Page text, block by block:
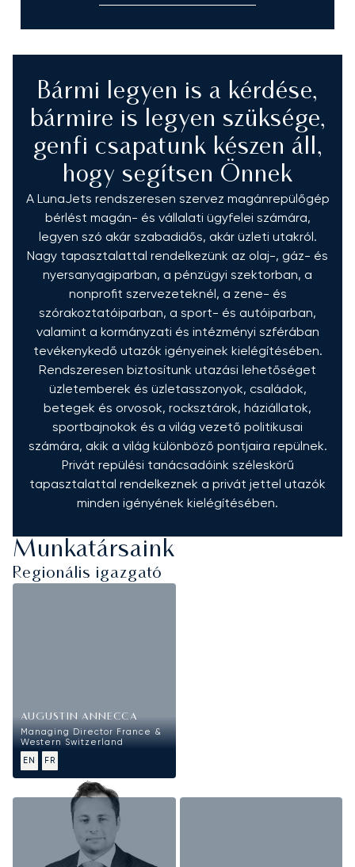
Bármi legyen is a kérdése,
bármire is legyen szüksége,
genfi csapatunk készen áll,
hogy segítsen Önnek
A LunaJets rendszeresen szervez magánrepülőgép
bérlést magán- és vállalati ügyfelei számára,
legyen szó akár szabadidős, akár üzleti utakról.
Nagy tapasztalattal rendelkezünk az olaj-, gáz- és
nyersanyagiparban, a pénzügyi szektorban, a
nonprofit szervezeteknél, a zene- és
szórakoztatóiparban, a sport- és autóiparban,
valamint a kormányzati és intézményi szférában
tevékenykedő utazók igényeinek kielégítésében.
Rendszeresen biztosítunk utazási lehetőséget
üzletemberek és üzletasszonyok, családok,
betegek és orvosok, rocksztárok, háziállatok,
sportbajnokok és a világ vezető politikusai
számára, akik a világ különböző pontjaira repülnek.
Privát repülési tanácsadóink széleskörű
tapasztalattal rendelkeznek a privát jettel utazók
minden igényének kielégítésében.
Munkatársaink
Regionális igazgató
AUGUSTIN ANNECCA
Managing Director France &
Western Switzerland
EN
FR
Értékesítés